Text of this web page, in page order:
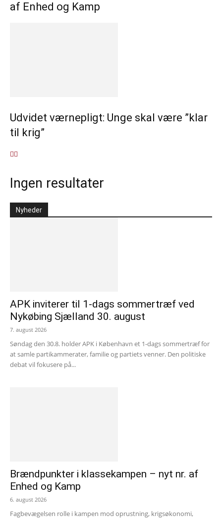
af Enhed og Kamp
Udvidet værnepligt: Unge skal være ”klar
til krig”
Ingen resultater
Nyheder
APK inviterer til 1-dags sommertræf ved
Nykøbing Sjælland 30. august
7. august 2026
Søndag den 30.8. holder APK i København et 1-dags sommertræf for
at samle partikammerater, familie og partiets venner. Den politiske
debat vil fokusere på...
Brændpunkter i klassekampen – nyt nr. af
Enhed og Kamp
6. august 2026
Fagbevægelsen rolle i kampen mod oprustning, krigsøkonomi,